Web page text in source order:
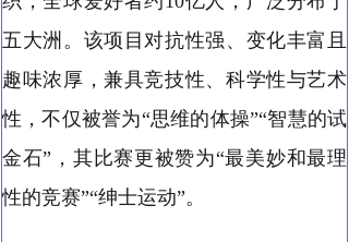
五大洲。该项目对抗性强、变化丰富且
趣味浓厚，兼具竞技性、科学性与艺术
性，不仅被誉为“思维的体操”“智慧的试
金石”，其比赛更被赞为“最美妙和最理
性的竞赛”“绅士运动”。